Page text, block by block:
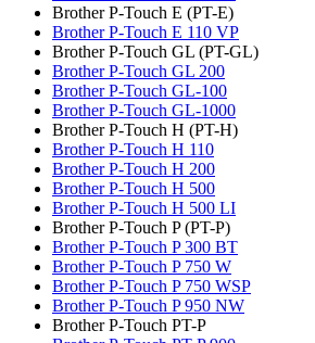
Brother P-Touch E (PT-E)
Brother P-Touch E 110 VP
Brother P-Touch GL (PT-GL)
Brother P-Touch GL 200
Brother P-Touch GL-100
Brother P-Touch GL-1000
Brother P-Touch H (PT-H)
Brother P-Touch H 110
Brother P-Touch H 200
Brother P-Touch H 500
Brother P-Touch H 500 LI
Brother P-Touch P (PT-P)
Brother P-Touch P 300 BT
Brother P-Touch P 750 W
Brother P-Touch P 750 WSP
Brother P-Touch P 950 NW
Brother P-Touch PT-P